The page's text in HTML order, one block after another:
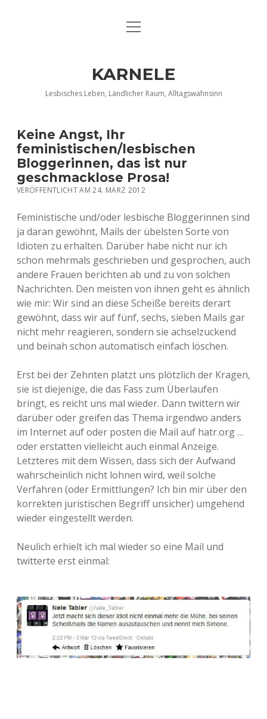
DATENSCHUTZERKLÄRUNG
Menü
KARNELE
Lesbisches Leben, Ländlicher Raum, Alltagswahnsinn
Keine Angst, Ihr
feministischen/lesbischen
Bloggerinnen, das ist nur
geschmacklose Prosa!
VERÖFFENTLICHT AM 24. MÄRZ 2012
Feministische und/oder lesbische Bloggerinnen sind
ja daran gewöhnt, Mails der übelsten Sorte von
Idioten zu erhalten. Darüber habe nicht nur ich
schon mehrmals geschrieben und gesprochen, auch
andere Frauen berichten ab und zu von solchen
Nachrichten. Den meisten von ihnen geht es ähnlich
wie mir: Wir sind an diese Scheiße bereits derart
gewöhnt, dass wir auf fünf, sechs, sieben Mails gar
nicht mehr reagieren, sondern sie achselzuckend
und beinah schon automatisch einfach löschen.
Erst bei der Zehnten platzt uns plötzlich der Kragen,
sie ist diejenige, die das Fass zum Überlaufen
bringt, es reicht uns mal wieder. Dann twittern wir
darüber oder greifen das Thema irgendwo anders
im Internet auf oder posten die Mail auf hatr.org …
oder erstatten vielleicht auch einmal Anzeige.
Letzteres mit dem Wissen, dass sich der Aufwand
wahrscheinlich nicht lohnen wird, weil solche
Verfahren (oder Ermittlungen? Ich bin mir über den
korrekten juristischen Begriff unsicher) umgehend
wieder eingestellt werden.
Neulich erhielt ich mal wieder so eine Mail und
twitterte erst einmal: